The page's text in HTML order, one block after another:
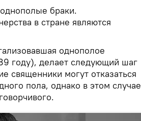
браки.
в стране являются
однополое
году), делает следующий шаг
священники могут отказаться
пола, однако в этом случае